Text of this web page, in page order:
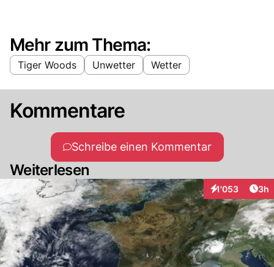
Mehr zum Thema:
Tiger Woods Unwetter Wetter
Kommentare
Schreibe einen Kommentar
Weiterlesen
1'053
Interaktionen3h